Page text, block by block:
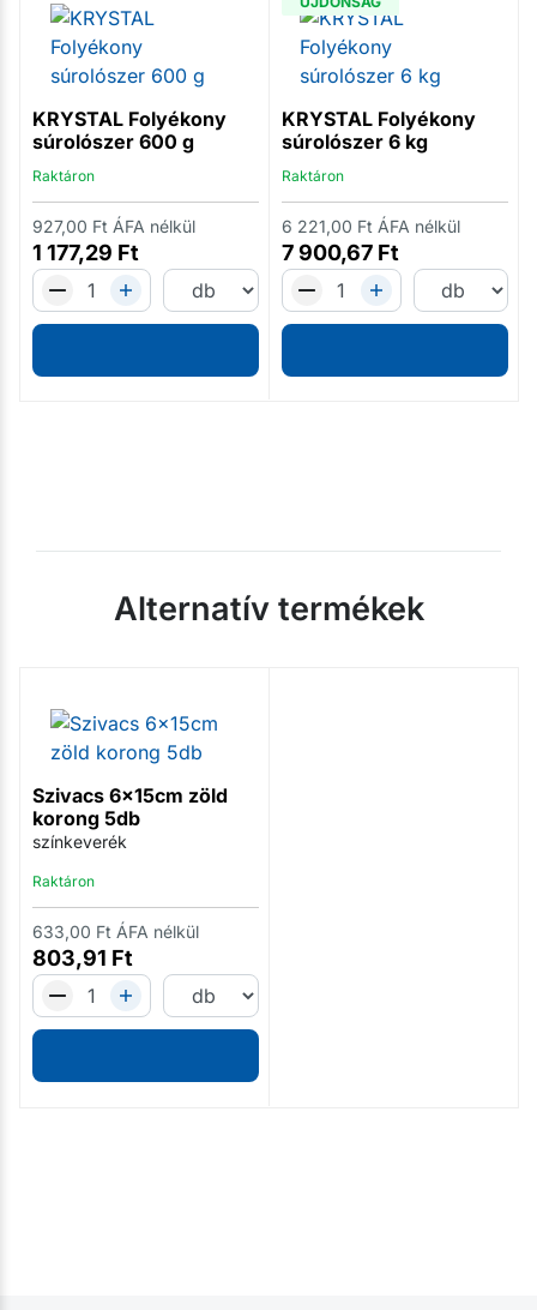
KRYSTAL Folyékony
súrolószer 600 g
Raktáron
1 177,29 Ft
927,00 Ft ÁFA nélkül
KRYSTAL Folyékony
súrolószer 6 kg
Raktáron
7 900,67 Ft
6 221,00 Ft ÁFA nélkül
Alternatív termékek
Szivacs 6x15cm zöld
korong 5db
színkeverék
Raktáron
803,91 Ft
633,00 Ft ÁFA nélkül